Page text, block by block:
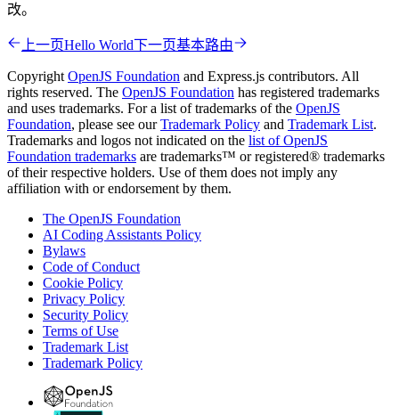
改。
上一页Hello World下一页基本路由
Copyright OpenJS Foundation and Express.js contributors. All
rights reserved. The OpenJS Foundation has registered trademarks
and uses trademarks. For a list of trademarks of the OpenJS
Foundation, please see ourTrademark Policy and Trademark List.
Trademarks and logos not indicated on the list of OpenJS
Foundation trademarks are trademarks™ or registered® trademarks
of their respective holders. Use of them does not imply any
affiliation with or endorsement by them.
The OpenJS Foundation
AI Coding Assistants Policy
Bylaws
Code of Conduct
Cookie Policy
Privacy Policy
Security Policy
Terms of Use
Trademark List
Trademark Policy